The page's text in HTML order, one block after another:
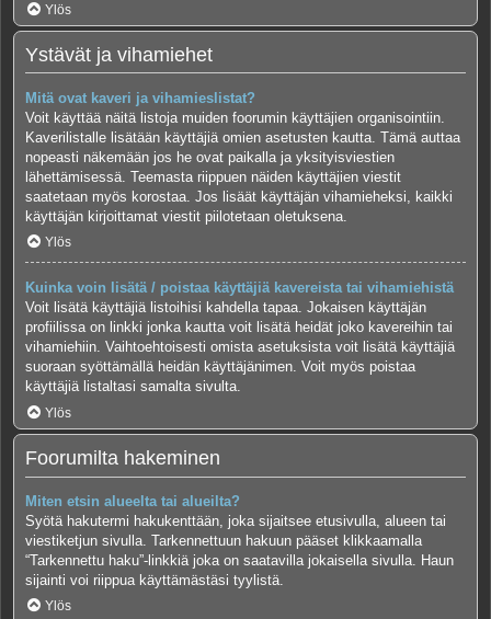
Ylös
Ystävät ja vihamiehet
Mitä ovat kaveri ja vihamieslistat?
Voit käyttää näitä listoja muiden foorumin käyttäjien organisointiin.
Kaverilistalle lisätään käyttäjiä omien asetusten kautta. Tämä auttaa
nopeasti näkemään jos he ovat paikalla ja yksityisviestien
lähettämisessä. Teemasta riippuen näiden käyttäjien viestit
saatetaan myös korostaa. Jos lisäät käyttäjän vihamieheksi, kaikki
käyttäjän kirjoittamat viestit piilotetaan oletuksena.
Ylös
Kuinka voin lisätä / poistaa käyttäjiä kavereista tai vihamiehistä
Voit lisätä käyttäjiä listoihisi kahdella tapaa. Jokaisen käyttäjän
profiilissa on linkki jonka kautta voit lisätä heidät joko kavereihin tai
vihamiehiin. Vaihtoehtoisesti omista asetuksista voit lisätä käyttäjiä
suoraan syöttämällä heidän käyttäjänimen. Voit myös poistaa
käyttäjiä listaltasi samalta sivulta.
Ylös
Foorumilta hakeminen
Miten etsin alueelta tai alueilta?
Syötä hakutermi hakukenttään, joka sijaitsee etusivulla, alueen tai
viestiketjun sivulla. Tarkennettuun hakuun pääset klikkaamalla
“Tarkennettu haku”-linkkiä joka on saatavilla jokaisella sivulla. Haun
sijainti voi riippua käyttämästäsi tyylistä.
Ylös